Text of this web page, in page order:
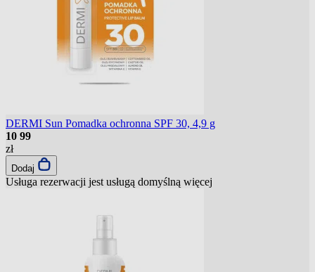
DERMI Sun Pomadka ochronna SPF 30, 4,9 g
10 99
zł
Dodaj
Usługa rezerwacji jest usługą domyślną więcej